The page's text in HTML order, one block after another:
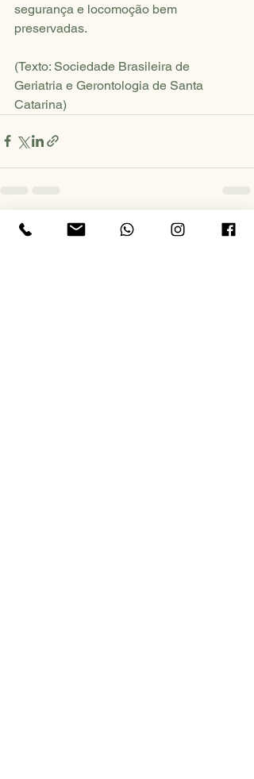
segurança e locomoção bem
preservadas.
(Texto: Sociedade Brasileira de
Geriatria e Gerontologia de Santa
Catarina)
Posts recentes Ver tudo